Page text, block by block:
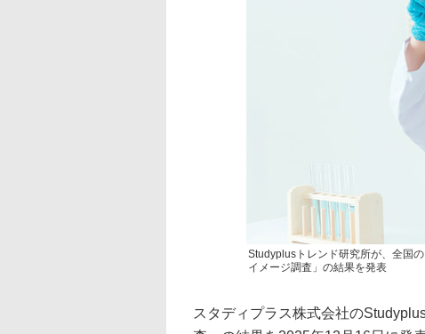
Studyplusトレンド研究所が、全国
イメージ調査」の結果を発表
スタディプラス株式会社の